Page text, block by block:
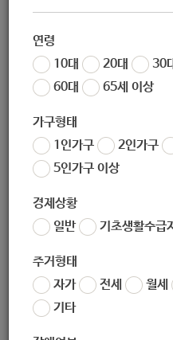
연령
10대
20대 30
60대
65세 이상
가구형태
1인가구
2인가구
5인가구 이상
경제상황
일반
기초생활수급
주거형태
자가
전세 월세
기타
181
2020년도-보육사업안내부록_
한부모가족을 위한 복지서비스 안내